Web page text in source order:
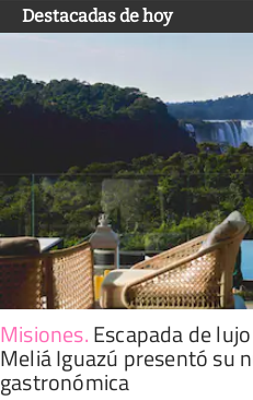
Destacadas de hoy
Misiones.Escapada de
Meliá Iguazú presentó su
gastronómica